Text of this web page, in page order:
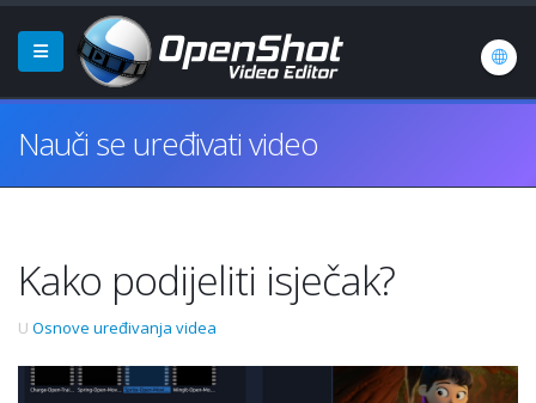
Nauči se uređivati video
Kako podijeliti isječak?
U Osnove uređivanja videa